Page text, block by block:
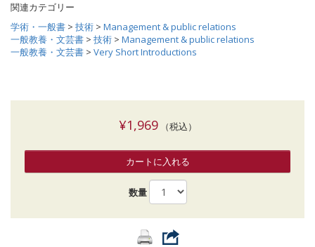
関連カテゴリー
学術・一般書 > 技術 > Management & public relations
一般教養・文芸書 > 技術 > Management & public relations
一般教養・文芸書 > Very Short Introductions
¥1,969（税込）
カートに入れる
数量